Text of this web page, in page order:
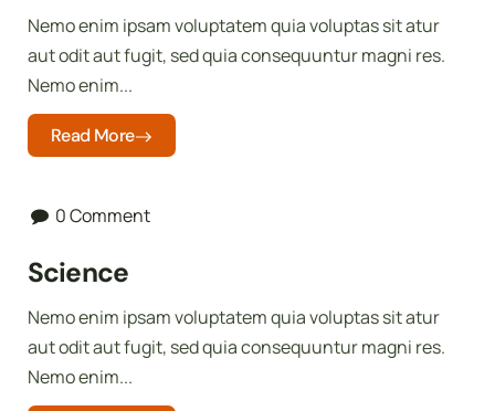
Nemo enim ipsam voluptatem quia voluptas sit atur
aut odit aut fugit, sed quia consequuntur magni res.
Nemo enim...
Read More
0 Comment
Science
Nemo enim ipsam voluptatem quia voluptas sit atur
aut odit aut fugit, sed quia consequuntur magni res.
Nemo enim...